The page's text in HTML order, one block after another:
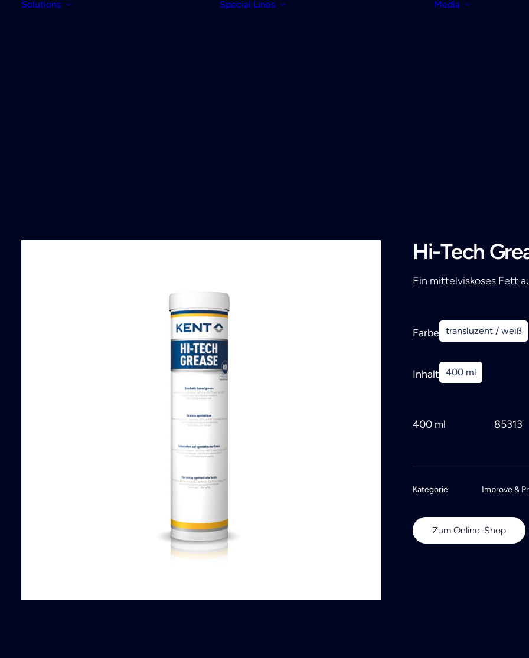
Solutions Special Lines Media
Hi-Tech
Ein mittelviskoses Fett
Farbe transluzent / weiß
Inhalt 400 ml
400 ml 85313
Kategorie Improve &
Zum Online-Shop